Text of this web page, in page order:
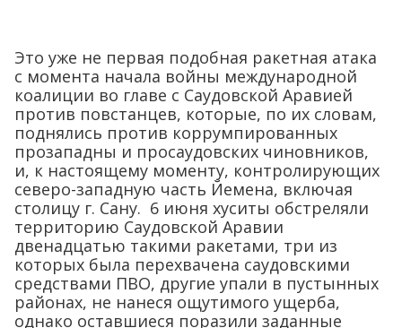
Это уже не первая подобная ракетная атака
с момента начала войны международной
коалиции во главе с Саудовской Аравией
против повстанцев, которые, по их словам,
поднялись против коррумпированных
прозападны и просаудовских чиновников,
и, к настоящему моменту, контролирующих
северо-западную часть Йемена, включая
столицу г. Сану. 6 июня хуситы обстреляли
территорию Саудовской Аравии
двенадцатью такими ракетами, три из
которых была перехвачена саудовскими
средствами ПВО, другие упали в пустынных
районах, не нанеся ощутимого ущерба,
однако оставшиеся поразили заданные